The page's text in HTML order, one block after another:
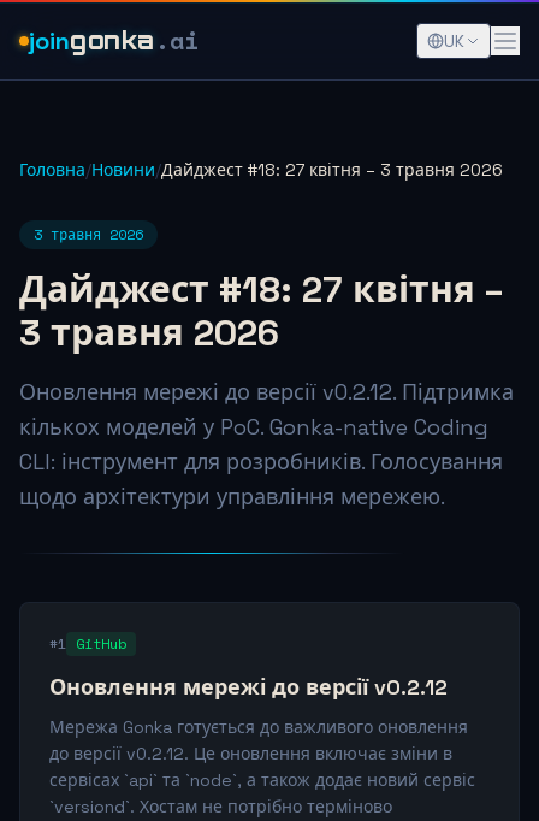
joingonka .ai UK
Головна/Новини/Дайджест #18: 27 квітня – 3 травня 2026
3 травня 2026
Дайджест #18: 27 квітня –
3 травня 2026
Оновлення мережі до версії v0.2.12. Підтримка
кількох моделей у PoC. Gonka-native Coding
CLI: інструмент для розробників. Голосування
щодо архітектури управління мережею.
#1 GitHub
Оновлення мережі до версії v0.2.12
Мережа Gonka готується до важливого оновлення
до версії v0.2.12. Це оновлення включає зміни в
сервісах `api` та `node`, а також додає новий сервіс
`versiond`. Хостам не потрібно терміново